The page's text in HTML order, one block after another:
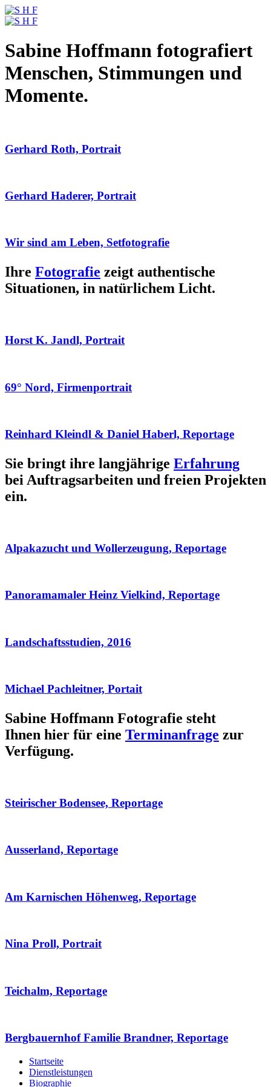
Sabine Hoffmann fotografiert
Menschen, Stimmungen und
Momente.
Gerhard Roth, Portrait
Gerhard Haderer, Portrait
Wir sind am Leben, Setfotografie
Ihre Fotografie zeigt authentische
Situationen, in natürlichem Licht.
Horst K. Jandl, Portrait
69° Nord, Firmenportrait
Reinhard Kleindl & Daniel Haberl, Reportage
Sie bringt ihre langjährige Erfahrung
bei Auftragsarbeiten und freien Projekten
ein.
Alpakazucht und Wollerzeugung, Reportage
Panoramamaler Heinz Vielkind, Reportage
Landschaftsstudien, 2016
Michael Pachleitner, Portait
Sabine Hoffmann Fotografie steht
Ihnen hier für eine Terminanfrage zur
Verfügung.
Steirischer Bodensee, Reportage
Ausserland, Reportage
Am Karnischen Höhenweg, Reportage
Nina Proll, Portrait
Teichalm, Reportage
Bergbauernhof Familie Brandner, Reportage
Startseite
Dienstleistungen
Biographie